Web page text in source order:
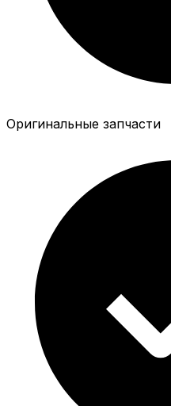
Оригинальные запчасти